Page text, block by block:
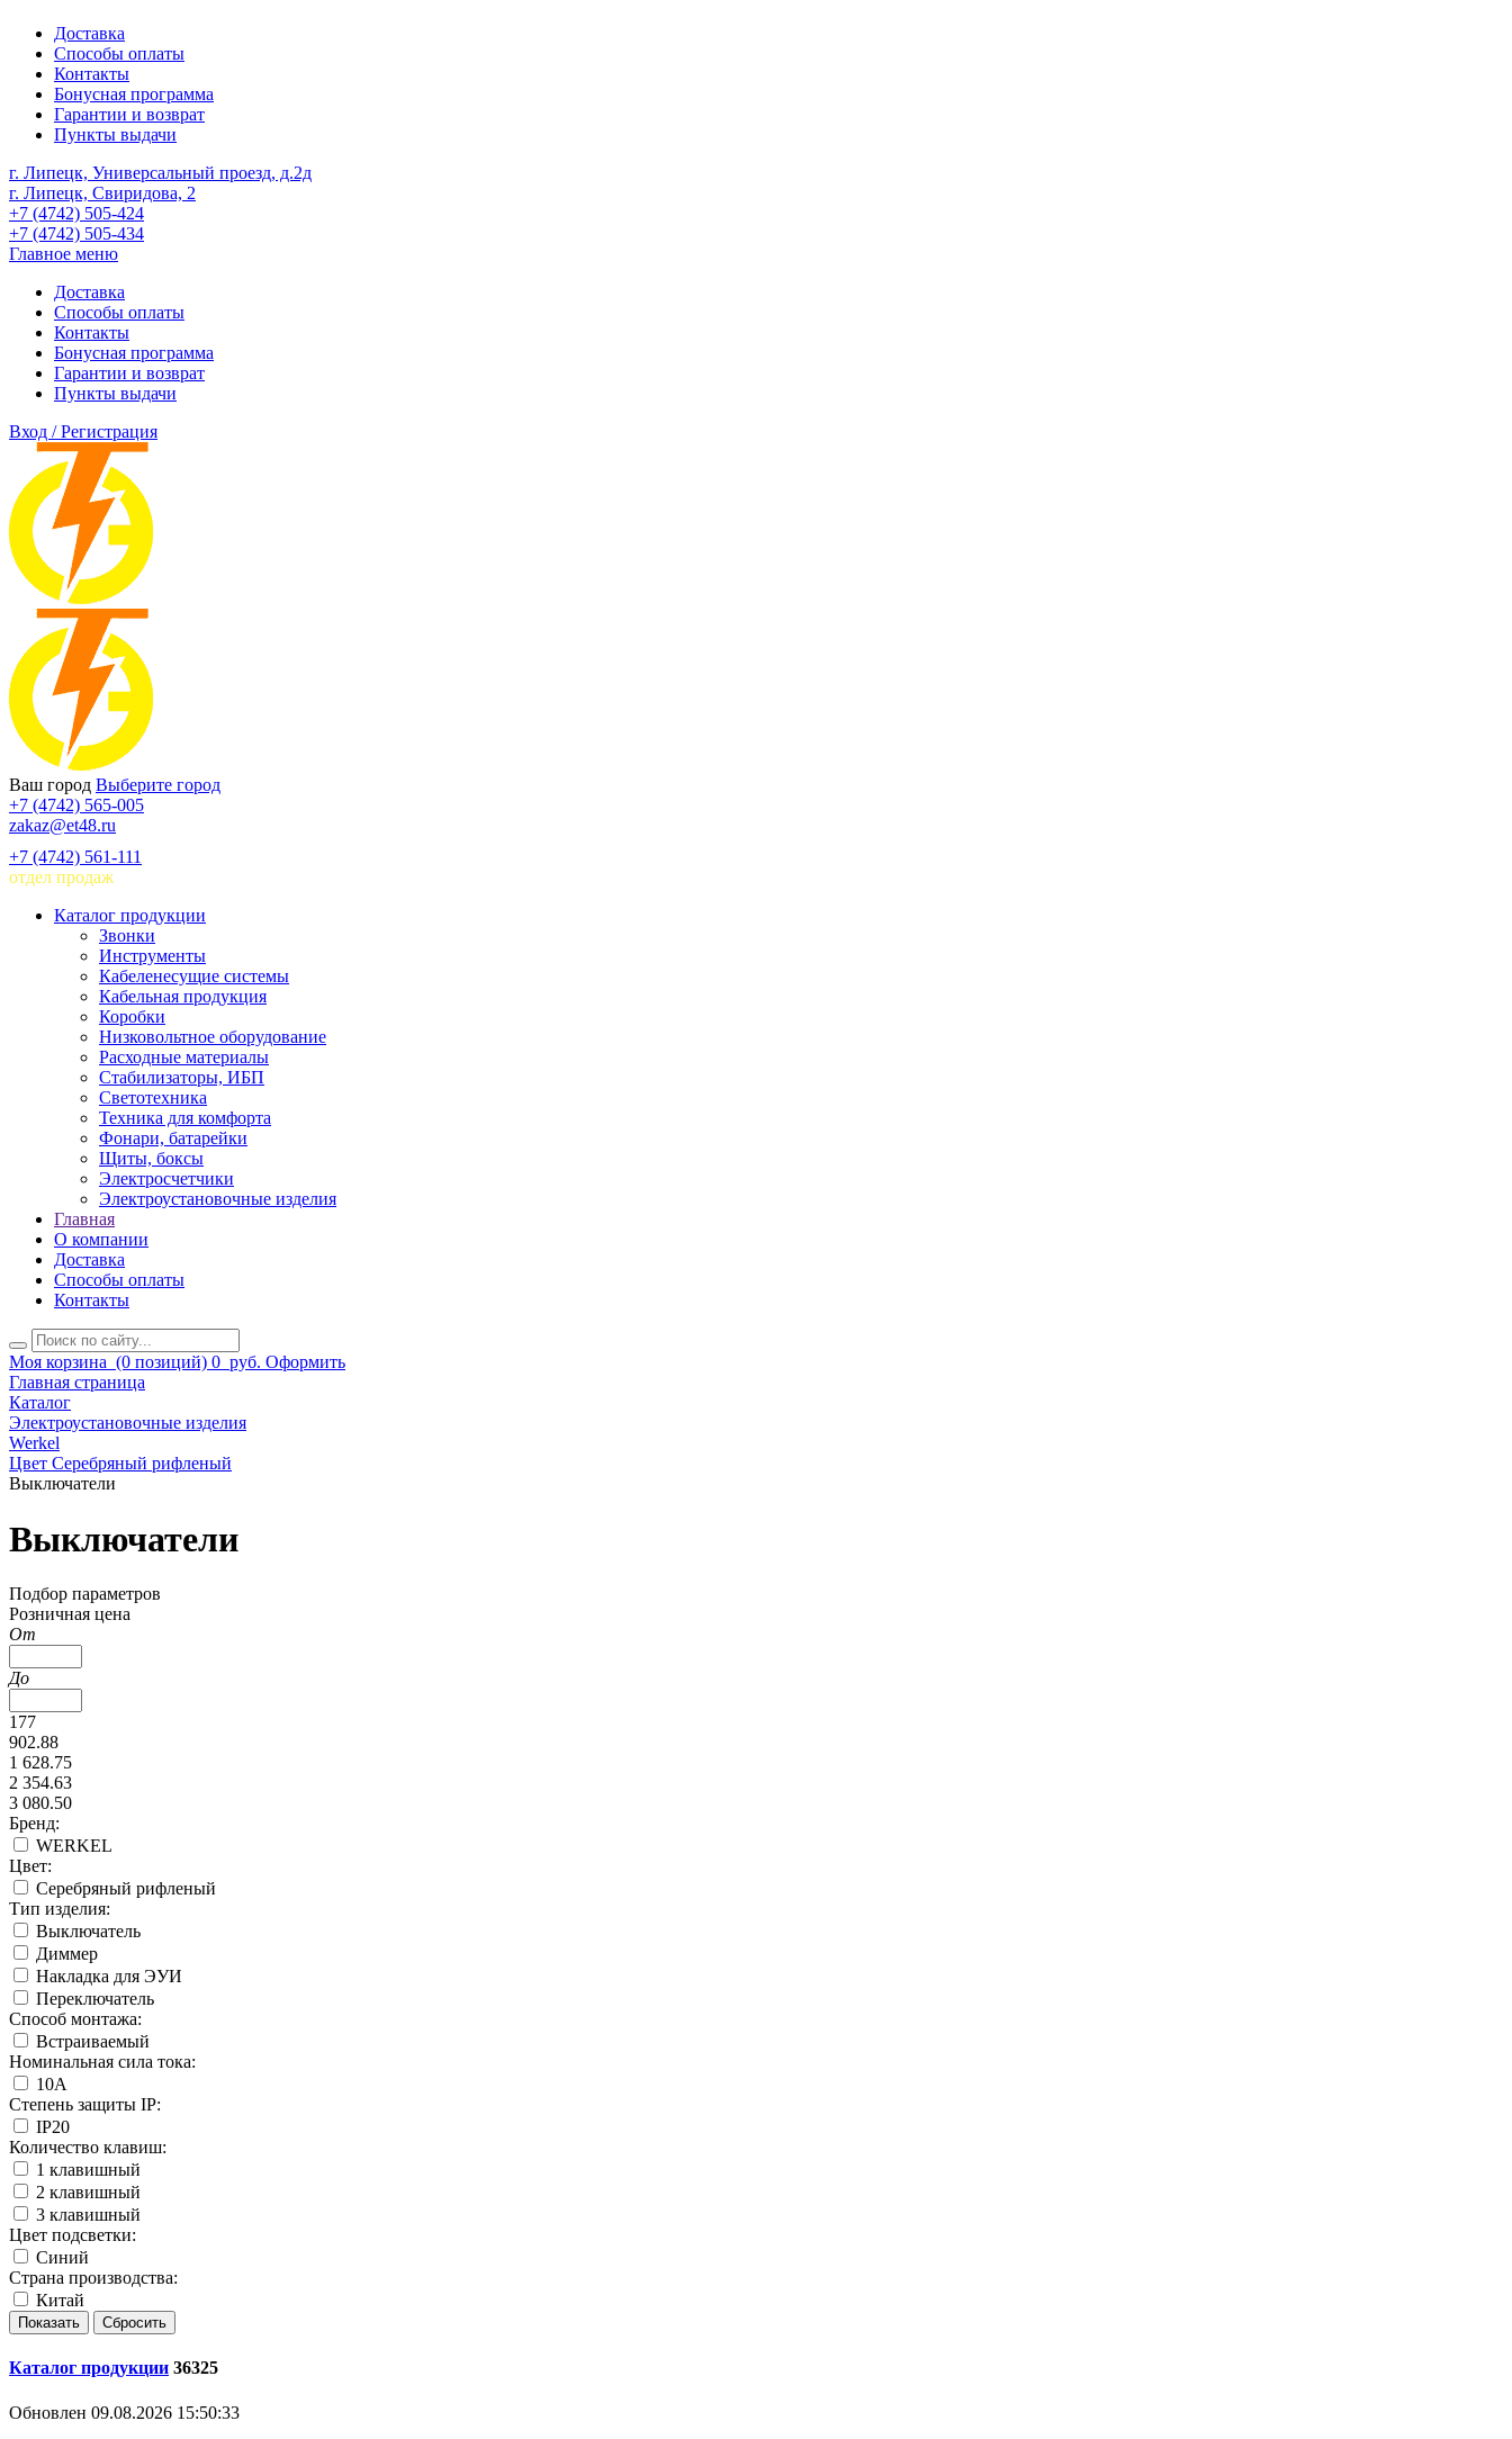
Доставка
Способы оплаты
Контакты
Бонусная программа
Гарантии и возврат
Пункты выдачи
г. Липецк, Универсальный проезд, д.2д
г. Липецк, Свиридова, 2
+7 (4742) 505-424
+7 (4742) 505-434
Главное меню
Доставка
Способы оплаты
Контакты
Бонусная программа
Гарантии и возврат
Пункты выдачи
Вход / Регистрация
Ваш город Выберите город
+7 (4742) 565-005
zakaz@et48.ru
+7 (4742) 561-111
отдел продаж
Каталог продукции
Звонки
Инструменты
Кабеленесущие системы
Кабельная продукция
Коробки
Низковольтное оборудование
Расходные материалы
Стабилизаторы, ИБП
Светотехника
Техника для комфорта
Фонари, батарейки
Щиты, боксы
Электросчетчики
Электроустановочные изделия
Главная
О компании
Доставка
Способы оплаты
Контакты
Моя корзина (0 позиций) 0 руб. Оформить
Главная страница
Каталог
Электроустановочные изделия
Werkel
Цвет Серебряный рифленый
Выключатели
Выключатели
Подбор параметров
Розничная цена
От
До
177
902.88
1 628.75
2 354.63
3 080.50
Бренд:
WERKEL
Цвет:
Серебряный рифленый
Тип изделия:
Выключатель
Диммер
Накладка для ЭУИ
Переключатель
Способ монтажа:
Встраиваемый
Номинальная сила тока:
10А
Степень защиты IP:
IP20
Количество клавиш:
1 клавишный
2 клавишный
3 клавишный
Цвет подсветки:
Синий
Страна производства:
Китай
Каталог продукции 36325
Обновлен 09.08.2026 15:50:33